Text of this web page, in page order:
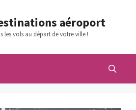
aéroport
les vols au départ de votre ville !